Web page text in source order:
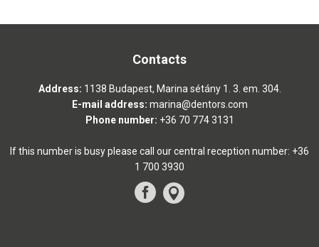
Contacts
Address: 1138 Budapest, Marina sétány 1. 3. em. 304.
E-mail address: marina@dentors.com
Phone number: +36 70 774 3131
If this number is busy please call our central reception number: +36
1 700 3930